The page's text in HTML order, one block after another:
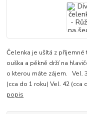
Čelenka je ušítá z příjemné
ouška a pěkně drží na
o kterou máte zájem. Vel.
(cca do 1 roku) Vel. 42 (cca
popis